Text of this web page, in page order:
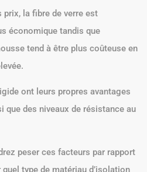
la fibre de verre est
économique tandis que
tend à être plus coûteuse en
ont leurs propres avantages
que des niveaux de résistance au
peser ces facteurs par rapport
type de matériau d’isolation